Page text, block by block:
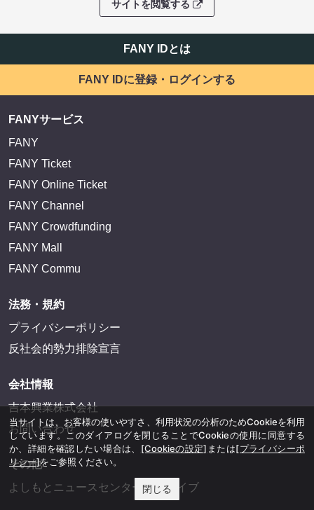
EXIT OFFICIAL FANCLUB ENTRANCE かまいたち
FANYサービス
FANY Ticket
FANY Online Ticket
FANY Channel
FANY Crowdfunding
FANY Mall
FANY Commu
当サイトは、お客様の使いやすさ、利用状況の分析のためCookieを利用
しています。このダイアログを閉じることでCookieの使用に同意する
か、詳細を確認したい場合は、 [Cookieの設定] または[プライバシーポ
リシー]をご参照ください。
閉じる